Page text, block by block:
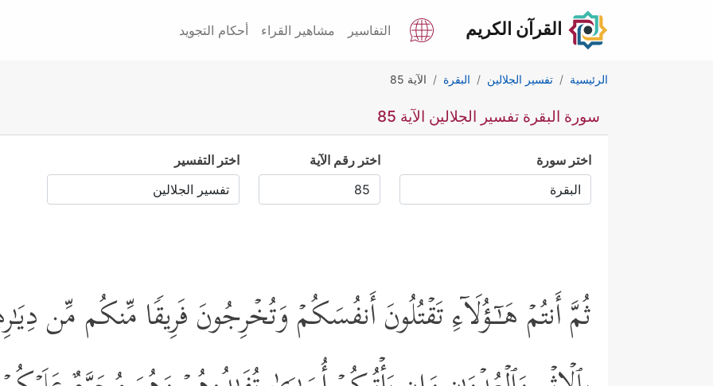
القرآن الكريم التفاسير مشاهير القراء أحكام التجويد
الرئيسية تفسير الجلالين البقرة الآية 85
سورة البقرة تفسير الجلالين الآية 85
اختر سورة اختر رقم الآية اختر التفسير
ثُمَّ أَنتُمۡ هَـٰۤـؤُلَاۤءِ تَقۡتُلُونَ أَنفُسَكُمۡ وَتُخۡرِجُونَ فَرِیقࣰا مِّنكُم مِّن